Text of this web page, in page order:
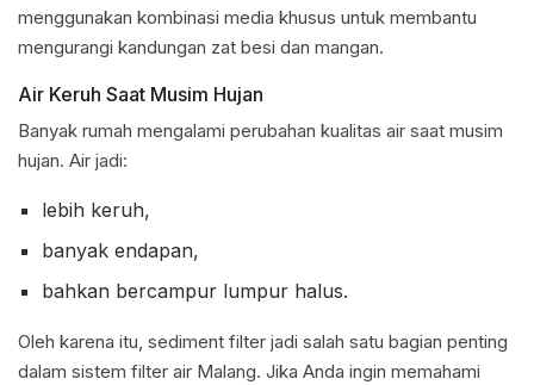
menggunakan kombinasi media khusus untuk membantu
mengurangi kandungan zat besi dan mangan.
Air Keruh Saat Musim Hujan
Banyak rumah mengalami perubahan kualitas air saat musim
hujan. Air jadi:
lebih keruh,
banyak endapan,
bahkan bercampur lumpur halus.
Oleh karena itu, sediment filter jadi salah satu bagian penting
dalam sistem filter air Malang. Jika Anda ingin memahami